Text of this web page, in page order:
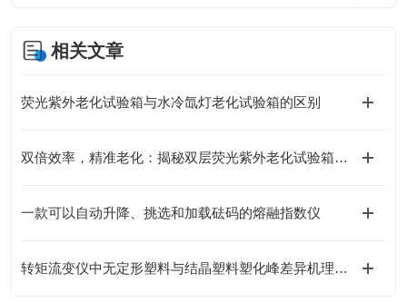
相关文章
荧光紫外老化试验箱与水冷氙灯老化试验箱的区别
双倍效率，精准老化：揭秘双层荧光紫外老化试验箱如何重塑材料测试新标准
一款可以自动升降、挑选和加载砝码的熔融指数仪
转矩流变仪中无定形塑料与结晶塑料塑化峰差异机理分析